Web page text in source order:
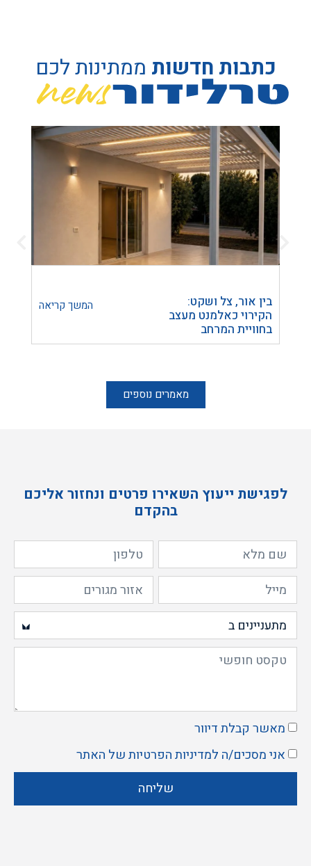
כתבות חדשות ממתינות לכם
בין אור, צל ושקט:
הקירוי כאלמנט מעצב
בחוויית המרחב
המשך קריאה
מאמרים נוספים
לפגישת ייעוץ השאירו פרטים ונחזור אליכם
בהקדם
מאשר קבלת דיוור
אני מסכים/ה למדיניות הפרטיותשל האתר
שליחה